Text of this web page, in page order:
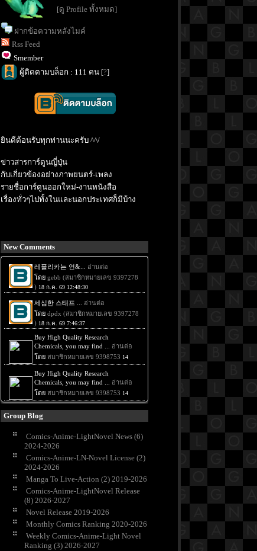
[ดู Profile ทั้งหมด]
ฝากข้อความหลังไมค์
Rss Feed
Smember
ผู้ติดตามบล็อก : 111 คน [?]
ินดีต้อนรับทุกท่านนะครับ ^^/
ข่าวสารการ์ตูนญี่ปุ่น
กับเกี่ยวข้องอย่างภาพยนตร์-เพลง
รายชื่อการ์ตูนออกใหม่-งานหนังสือ
เรื่องทั่วๆไปทั้งในและนอกประเทศก็มีบ้าง
New Comments
Group Blog
Comics-Anime-LightNovel News (6)
2024-2026
Comics-Anime-LN-Novel License (2)
2024-2026
Manga To Live-Action (2) 2019-2026
Comics-Anime-LightNovel Release
(8) 2026-2027
Novel Release 2019-2026
Monthly Comics Ranking 2020-2026
Weekly Comics-Anime-Light Novel
Ranking (3) 2026-2027